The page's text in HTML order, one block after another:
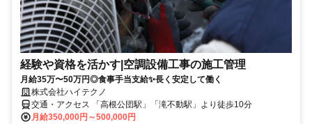
経験や資格を活かす|空調設備工事の施工管理
月給35万〜50万円◎食事手当支給✨長く安定して働く
株式会社ハイテクノ
交通・アクセス 「高根公団駅」「滝不動駅」より徒歩10分
月給350,000円～500,000円